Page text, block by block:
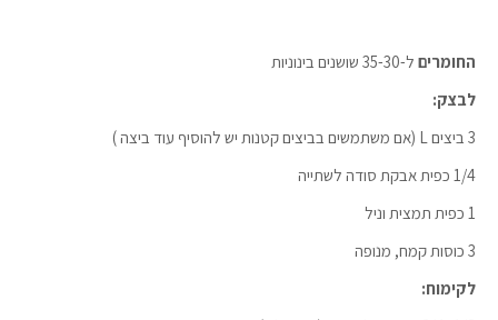
החומרים ל-35-30 שושנים בינוניות
לבצק:
3 ביצים L (אם משתמשים בביצים קטנות יש להוסיף עוד ביצה )
1/4 כפית אבקת סודה לשתייה
1 כפית תמצית וניל
3 כוסות קמח, מנופה
לקימוח: